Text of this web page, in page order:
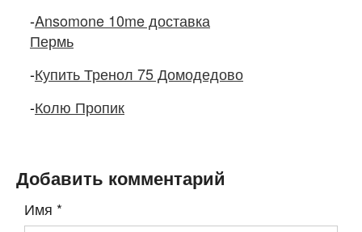
-Ansomone 10me доставка
Пермь
-Купить Тренол 75 Домодедово
-Колю Пропик
Добавить комментарий
Имя *